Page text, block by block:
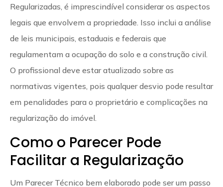
Regularizadas, é imprescindível considerar os aspectos
legais que envolvem a propriedade. Isso inclui a análise
de leis municipais, estaduais e federais que
regulamentam a ocupação do solo e a construção civil.
O profissional deve estar atualizado sobre as
normativas vigentes, pois qualquer desvio pode resultar
em penalidades para o proprietário e complicações na
regularização do imóvel.
Como o Parecer Pode
Facilitar a Regularização
Um Parecer Técnico bem elaborado pode ser um passo